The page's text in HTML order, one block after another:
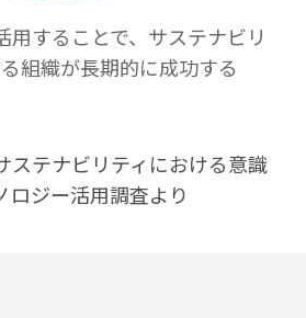
用することで、サステナビリ
組織が長期的に成功する
テナビリティにおける意識
ロジー活用調査より